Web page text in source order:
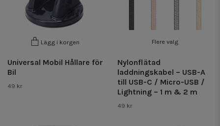
Lägg i korgen
Universal Mobil Hållare för
Bil
49 kr
Flere valg
Nylonflätad
laddningskabel – USB-A
till USB-C / Micro-USB /
Lightning – 1 m & 2 m
49 kr